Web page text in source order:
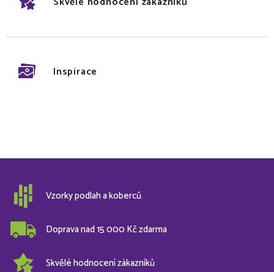
Inspirace
Vzorky podlah a koberců
Doprava nad 15 000 Kč zdarma
Skvělé hodnocení zákazníků